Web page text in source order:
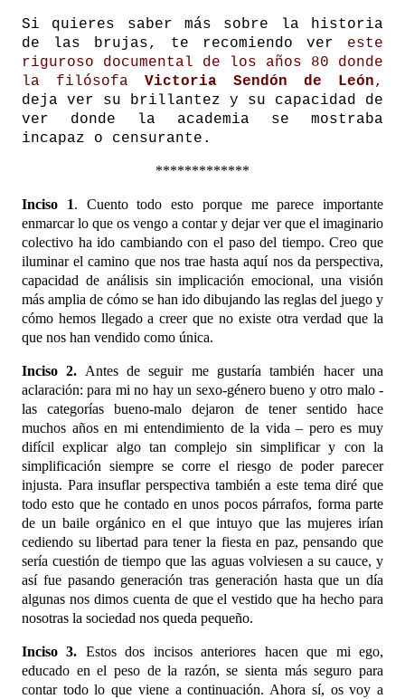
Si quieres saber más sobre la historia
de las brujas, te recomiendo ver este
riguroso documental de los años 80 donde
la filósofa Victoria Sendón de León,
deja ver su brillantez y su capacidad de
ver donde la academia se mostraba
incapaz o censurante.
*************
Inciso 1. Cuento todo esto porque me parece importante
enmarcar lo que os vengo a contar y dejar ver que el imaginario
colectivo ha ido cambiando con el paso del tiempo. Creo que
iluminar el camino que nos trae hasta aquí nos da perspectiva,
capacidad de análisis sin implicación emocional, una visión
más amplia de cómo se han ido dibujando las reglas del juego y
cómo hemos llegado a creer que no existe otra verdad que la
que nos han vendido como única.
Inciso 2. Antes de seguir me gustaría también hacer una
aclaración: para mi no hay un sexo-género bueno y otro malo -
las categorías bueno-malo dejaron de tener sentido hace
muchos años en mi entendimiento de la vida – pero es muy
difícil explicar algo tan complejo sin simplificar y con la
simplificación siempre se corre el riesgo de poder parecer
injusta. Para insuflar perspectiva también a este tema diré que
todo esto que he contado en unos pocos párrafos, forma parte
de un baile orgánico en el que intuyo que las mujeres irían
cediendo su libertad para tener la fiesta en paz, pensando que
sería cuestión de tiempo que las aguas volviesen a su cauce, y
así fue pasando generación tras generación hasta que un día
algunas nos dimos cuenta de que el vestido que ha hecho para
nosotras la sociedad nos queda pequeño.
Inciso 3. Estos dos incisos anteriores hacen que mi ego,
educado en el peso de la razón, se sienta más seguro para
contar todo lo que viene a continuación. Ahora sí, os voy a